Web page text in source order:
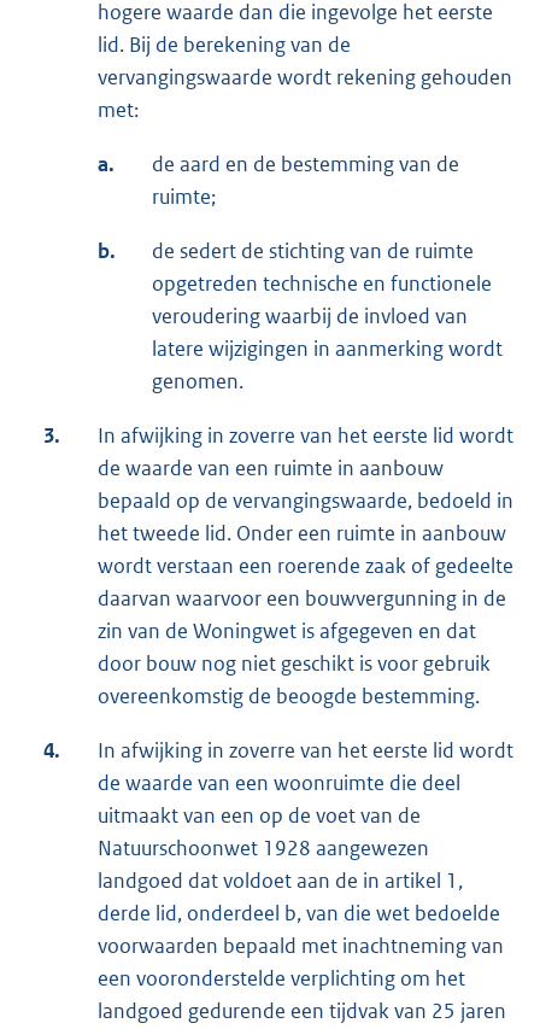
hogere waarde dan die ingevolge het eerste
lid. Bij de berekening van de
vervangingswaarde wordt rekening gehouden
met:
a.
de aard en de bestemming van de
ruimte;
b.
de sedert de stichting van de ruimte
opgetreden technische en functionele
veroudering waarbij de invloed van
latere wijzigingen in aanmerking wordt
genomen.
3.
In afwijking in zoverre van het eerste lid wordt
de waarde van een ruimte in aanbouw
bepaald op de vervangingswaarde, bedoeld in
het tweede lid. Onder een ruimte in aanbouw
wordt verstaan een roerende zaak of gedeelte
daarvan waarvoor een bouwvergunning in de
zin van de Woningwet is afgegeven en dat
door bouw nog niet geschikt is voor gebruik
overeenkomstig de beoogde bestemming.
4.
In afwijking in zoverre van het eerste lid wordt
de waarde van een woonruimte die deel
uitmaakt van een op de voet van de
Natuurschoonwet 1928 aangewezen
landgoed dat voldoet aan de in artikel 1,
derde lid, onderdeel b, van die wet bedoelde
voorwaarden bepaald met inachtneming van
een vooronderstelde verplichting om het
landgoed gedurende een tijdvak van 25 jaren